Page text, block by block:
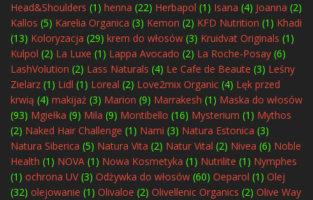
Head&Shoulders (1) henna (22) Herbapol (1) Isana (4) Joanna (2)
Kallos (5) Karelia Organica (3) Kemon (2) KFD Nutrition (1) Khadi
(13) Koloryzacja (29) krem do włosów (3) Kruidvat Originals (1)
Kulpol (2) La Luxe (1) Lappa Avocado (2) La Roche-Posay (6)
LashVolution (2) Lass Naturals (4) Le Cafe de Beaute (3) Leśny
Zielarz (1) Lidl (1) Loreal (2) Love2mix Organic (4) Lęk przed
krwią (4) makijaż (3) Marion (9) Marrakesh (1) Maska do włosów
(93) Mgiełka (9) Mila (9) Montibello (16) Mysterium (1) Mythos
(2) Naked Hair Challenge (1) Nami (3) Natura Estonica (3)
Natura Siberica (5) Natura Vita (2) Natur Vital (2) Nivea (6) Noble
Health (1) NOVA (1) Nowa Kosmetyka (1) Nutrilite (1) Nymphes
(1) ochrona UV(3) Odżywka do włosów (60) Oeparol (1) Olej
(32) olejowanie (1) Olivaloe (2) Olivellenic Organics (2) Olive Way